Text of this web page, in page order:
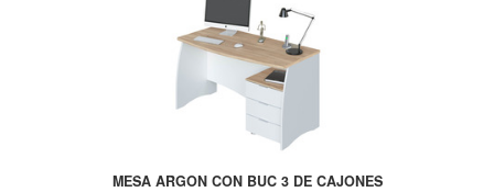
MESA ARGON CON BUC 3 DE CAJONES